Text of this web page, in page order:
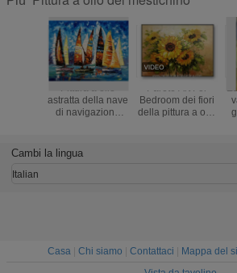
astratta della nave
di navigazione
spessa dipinta a
Bedroom dei fiori
della pittura a olio
Cambi la lingua
Italian
Casa Chi siamo Contattaci Mappa del